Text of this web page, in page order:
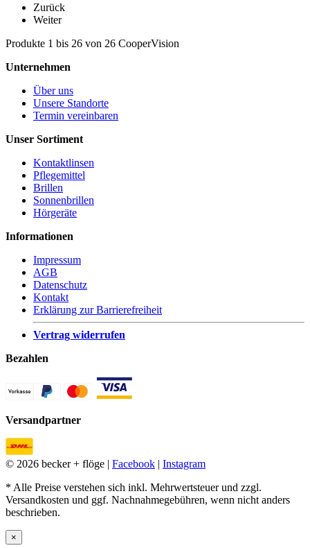
Zurück
Weiter
Produkte 1 bis 26 von 26 CooperVision
Unternehmen
Über uns
Unsere Standorte
Termin vereinbaren
Unser Sortiment
Kontaktlinsen
Pflegemittel
Brillen
Sonnenbrillen
Hörgeräte
Informationen
Impressum
AGB
Datenschutz
Kontakt
Erklärung zur Barrierefreiheit
Vertrag widerrufen
Bezahlen
Versandpartner
© 2026 becker + flöge | Facebook | Instagram
* Alle Preise verstehen sich inkl. Mehrwertsteuer und zzgl.
Versandkosten und ggf. Nachnahmegebühren, wenn nicht anders
beschrieben.
×